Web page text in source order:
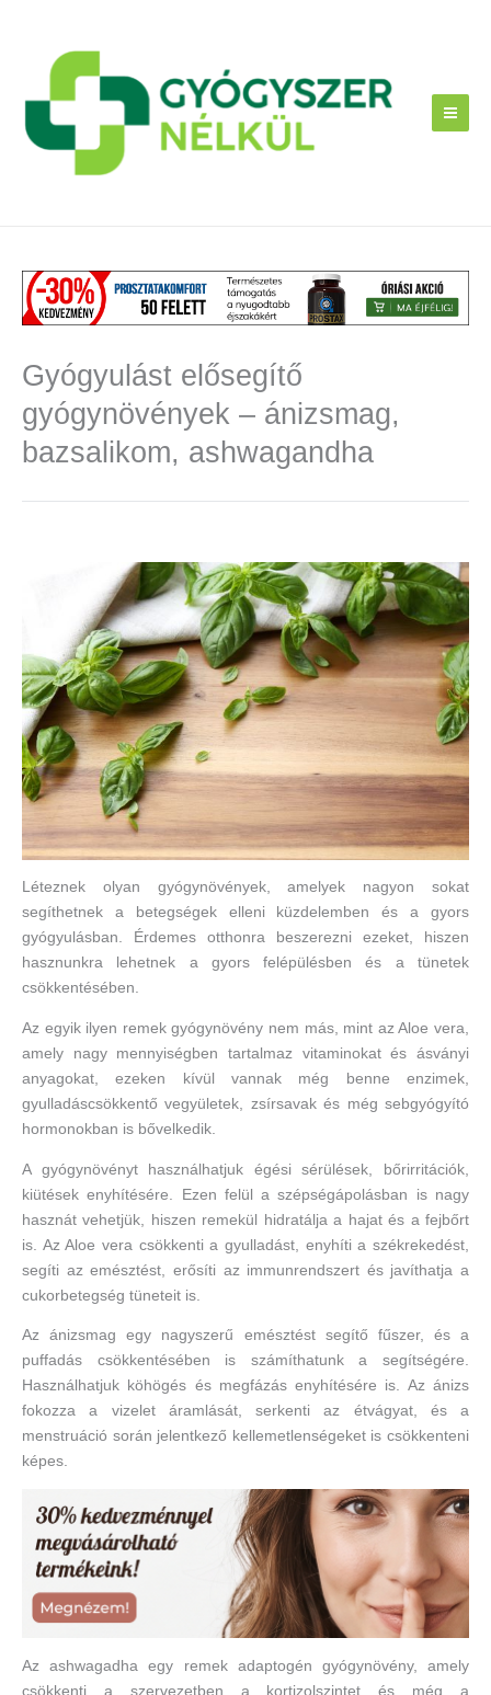
Gyógyulást elősegítő
gyógynövények – ánizsmag,
bazsalikom, ashwagandha
Léteznek olyan gyógynövények, amelyek nagyon sokat
segíthetnek a betegségek elleni küzdelemben és a gyors
gyógyulásban. Érdemes otthonra beszerezni ezeket, hiszen
hasznunkra lehetnek a gyors felépülésben és a tünetek
csökkentésében.
Az egyik ilyen remek gyógynövény nem más, mint az Aloe vera,
amely nagy mennyiségben tartalmaz vitaminokat és ásványi
anyagokat, ezeken kívül vannak még benne enzimek,
gyulladáscsökkentő vegyületek, zsírsavak és még sebgyógyító
hormonokban is bővelkedik.
A gyógynövényt használhatjuk égési sérülések, bőrirritációk,
kiütések enyhítésére. Ezen felül a szépségápolásban is nagy
hasznát vehetjük, hiszen remekül hidratálja a hajat és a fejbőrt
is. Az Aloe vera csökkenti a gyulladást, enyhíti a székrekedést,
segíti az emésztést, erősíti az immunrendszert és javíthatja a
cukorbetegség tüneteit is.
Az ánizsmag egy nagyszerű emésztést segítő fűszer, és a
puffadás csökkentésében is számíthatunk a segítségére.
Használhatjuk köhögés és megfázás enyhítésére is. Az ánizs
fokozza a vizelet áramlását, serkenti az étvágyat, és a
menstruáció során jelentkező kellemetlenségeket is csökkenteni
képes.
Az ashwagadha egy remek adaptogén gyógynövény, amely
csökkenti a szervezetben a kortizolszintet és még a